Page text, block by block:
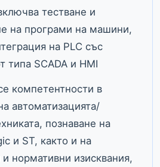
тестване и
на програми на машини,
на PLC със
типа SCADA и HMI
компетентности в
автоматизацията/
познаване на
и ST, както и на
и нормативни изисквания,